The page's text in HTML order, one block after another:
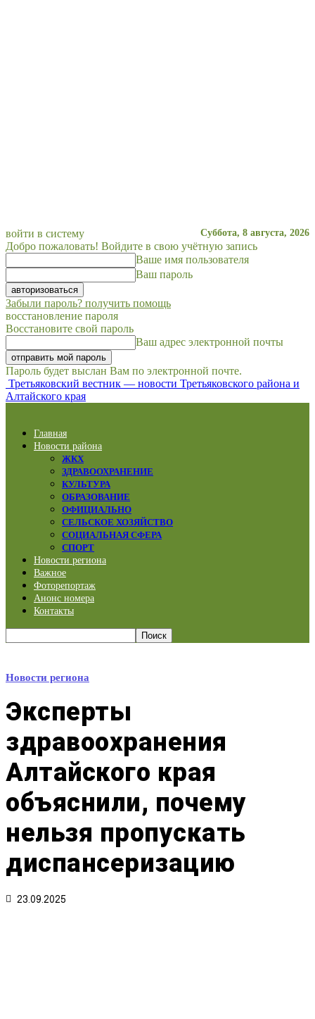
Суббота, 8 августа, 2026
войти в систему
Добро пожаловать! Войдите в свою учётную запись
Ваше имя пользователя
Ваш пароль
Забыли пароль? получить помощь
восстановление пароля
Восстановите свой пароль
Ваш адрес электронной почты
Пароль будет выслан Вам по электронной почте.
Третьяковский вестник — новости Третьяковского района и
Алтайского края
Главная
Новости района
ЖКХ
ЗДРАВООХРАНЕНИЕ
КУЛЬТУРА
ОБРАЗОВАНИЕ
ОФИЦИАЛЬНО
СЕЛЬСКОЕ ХОЗЯЙСТВО
СОЦИАЛЬНАЯ СФЕРА
СПОРТ
Новости региона
Важное
Фоторепортаж
Анонс номера
Контакты
Новости региона
Эксперты
здравоохранения
Алтайского края
объяснили, почему
нельзя пропускать
диспансеризацию
23.09.2025